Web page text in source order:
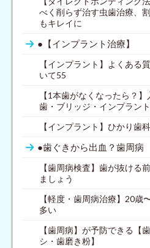
べく削らず治す虫歯治療、
もキレイに
●【インプラント治療】
【インプラント】よくある
いて55
【1本歯がなくなったら？】
歯・ブリッジ・インプラン
【インプラント】ひかり歯
●歯ぐきから出血？歯周病
【歯周病検査】歯が抜ける
ましょう
【軽度・歯周病治療】20歳
多い
【歯周病】が予防できる【
シ・歯磨き粉】